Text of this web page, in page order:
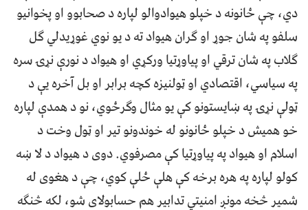
دي، چې ځانونه د خپلو هیوادوالو لپاره د صحابوو او پخوانیو
سلفو په شان جوړ او ګران هیواد ته د یو نوي غوړیدلي ګل
ګلاب په شان ترقي او پیاوړتیا ورکړي او هیواد د نورې نړۍ سره
په سیاسي، اقتصادي او ټولنیزه کچه برابر او بل آخره یې د
ټولې نړۍ په ښایستونو کې یو مثال وګرځوي، نو د همدې لپاره
خو همیش د خپلو ځانونو له خوندونو تیر او ټول وخت د
اسلام او هیواد په پیاوړتیا کې مصرفوي. دوی د هیواد د لا ښه
کولو لپاره په هره برخه کې هلې ځلې کوي، چې د هغوی له
شمیر څخه مونږ امنیتي تدابیر هم حسابولای شو، لکه څنګه